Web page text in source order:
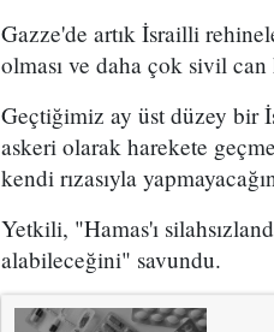
Gazze'de artık İsrailli
olması ve daha çok sivil
Geçtiğimiz ay üst düzey bir
askeri olarak harekete
kendi rızasıyla
Yetkili, "Hamas'ı
alabileceğini" savundu.